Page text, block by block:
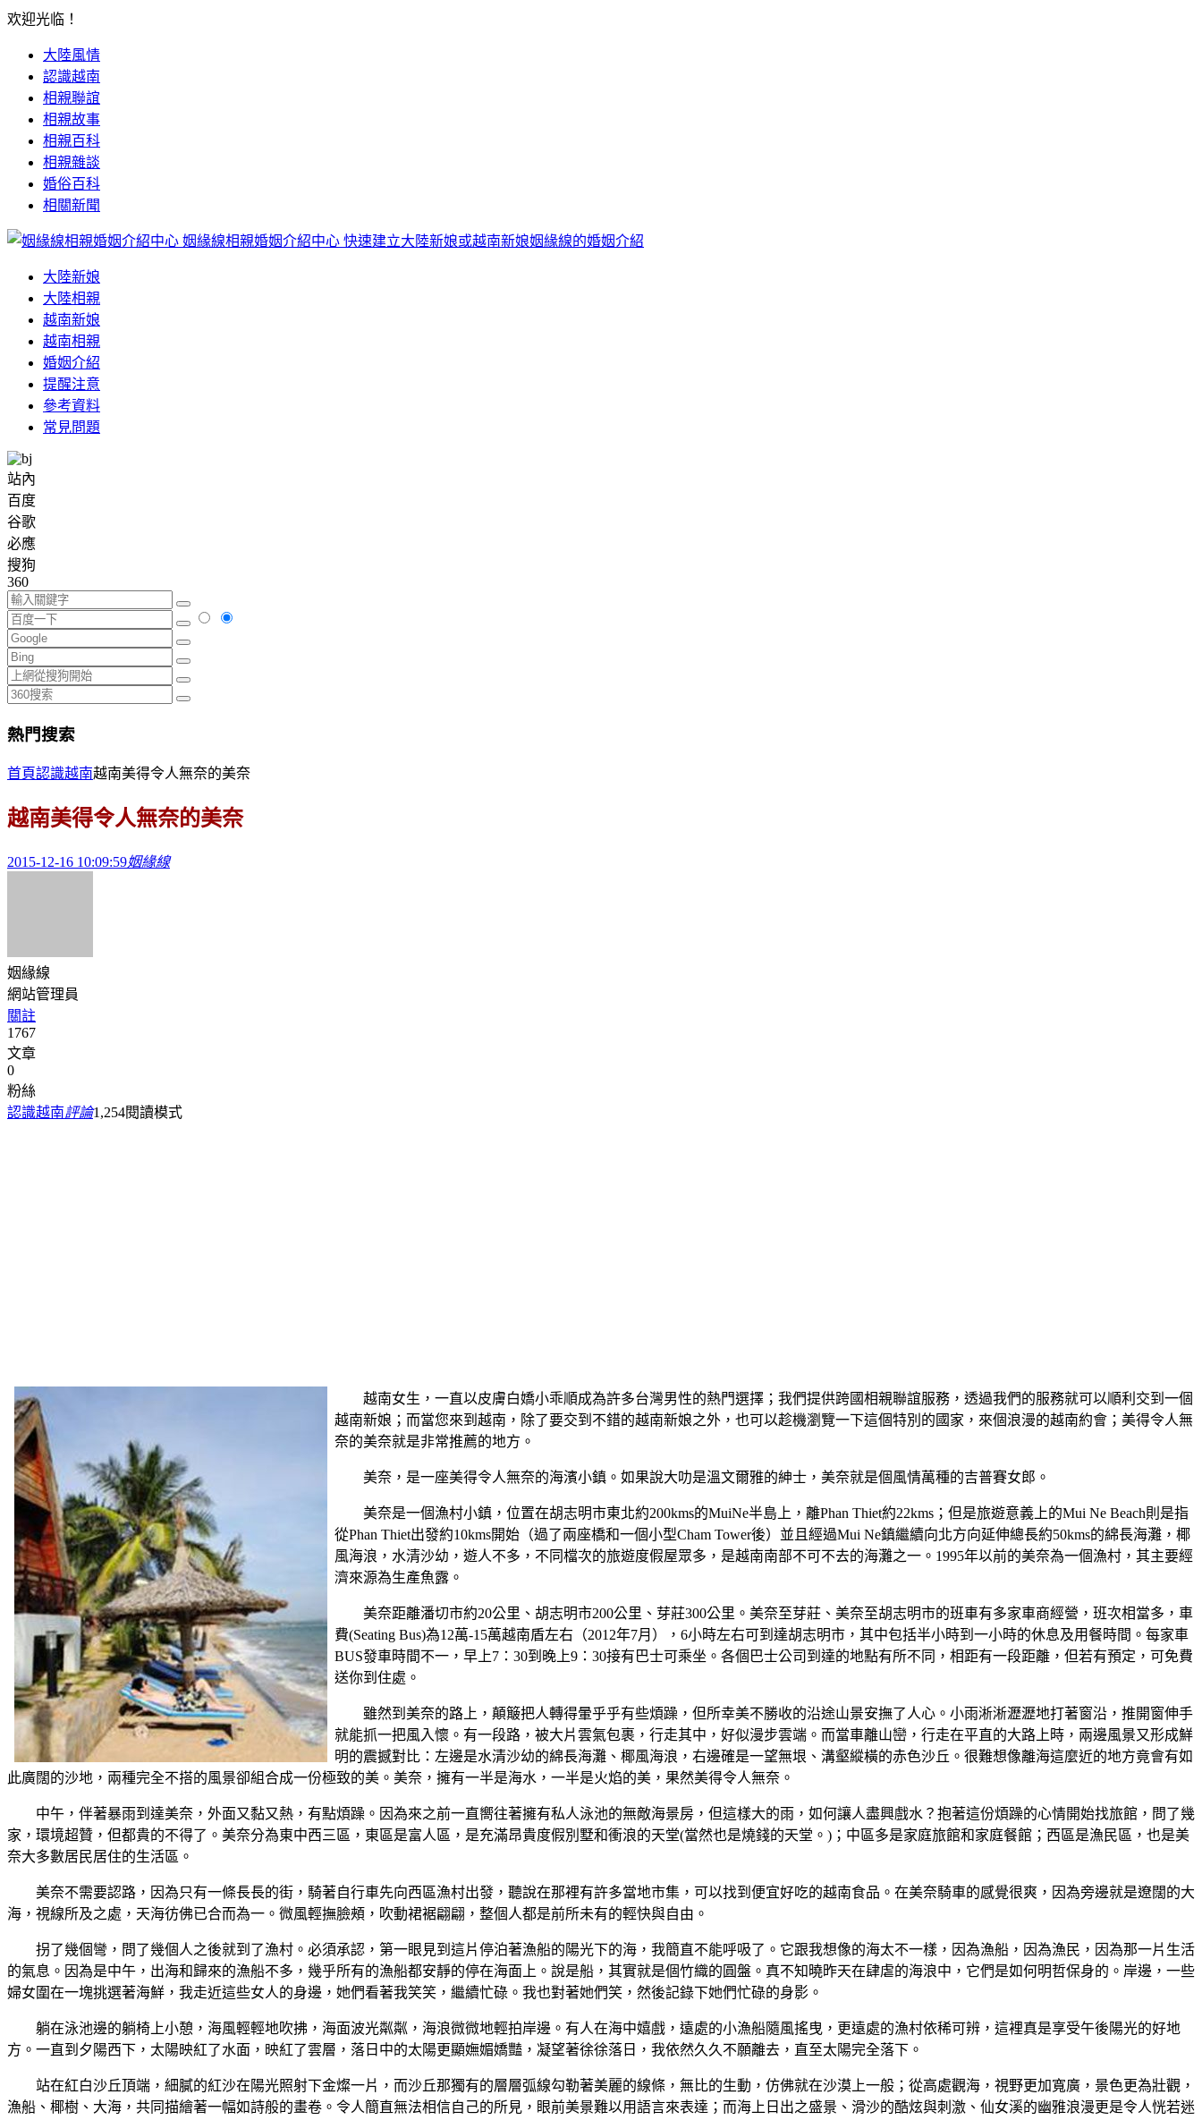
欢迎光临！
大陸風情
認識越南
相親聯誼
相親故事
相親百科
相親雜談
婚俗百科
相關新聞
姻緣線相親婚姻介紹中心 快速建立大陸新娘或越南新娘姻緣線的婚姻介紹
大陸新娘
大陸相親
越南新娘
越南相親
婚姻介紹
提醒注意
參考資料
常見問題
站內
百度
谷歌
必應
搜狗
360
熱門搜索
首頁認識越南越南美得令人無奈的美奈
越南美得令人無奈的美奈
2015-12-16 10:09:59姻緣線
姻緣線
網站管理員
關註
1767
文章
0
粉絲
認識越南評論1,254閱讀模式
越南女生，一直以皮膚白嬌小乖順成為許多台灣男性的熱門選擇；我們提供跨國相親聯誼服務，透過我們的服務就可以順利交到一個
越南新娘；而當您來到越南，除了要交到不錯的越南新娘之外，也可以趁機瀏覽一下這個特別的國家，來個浪漫的越南約會；美得令人無
奈的美奈就是非常推薦的地方。
美奈，是一座美得令人無奈的海濱小鎮。如果說大叻是溫文爾雅的紳士，美奈就是個風情萬種的吉普賽女郎。
美奈是一個漁村小鎮，位置在胡志明市東北約200kms的MuiNe半島上，離Phan Thiet約22kms；但是旅遊意義上的Mui Ne Beach則是指
從Phan Thiet出發約10kms開始（過了兩座橋和一個小型Cham Tower後）並且經過Mui Ne鎮繼續向北方向延伸總長約50kms的綿長海灘，椰
風海浪，水清沙幼，遊人不多，不同檔次的旅遊度假屋眾多，是越南南部不可不去的海灘之一。1995年以前的美奈為一個漁村，其主要經
濟來源為生產魚露。
美奈距離潘切市約20公里、胡志明市200公里、芽莊300公里。美奈至芽莊、美奈至胡志明市的班車有多家車商經營，班次相當多，車
費(Seating Bus)為12萬-15萬越南盾左右（2012年7月），6小時左右可到達胡志明市，其中包括半小時到一小時的休息及用餐時間。每家車
BUS發車時間不一，早上7：30到晚上9：30接有巴士可乘坐。各個巴士公司到達的地點有所不同，相距有一段距離，但若有預定，可免費
送你到住處。
雖然到美奈的路上，顛簸把人轉得暈乎乎有些煩躁，但所幸美不勝收的沿途山景安撫了人心。小雨淅淅瀝瀝地打著窗沿，推開窗伸手
就能抓一把風入懷。有一段路，被大片雲氣包裹，行走其中，好似漫步雲端。而當車離山巒，行走在平直的大路上時，兩邊風景又形成鮮
明的震撼對比：左邊是水清沙幼的綿長海灘、椰風海浪，右邊確是一望無垠、溝壑縱橫的赤色沙丘。很難想像離海這麼近的地方竟會有如
此廣闊的沙地，兩種完全不搭的風景卻組合成一份極致的美。美奈，擁有一半是海水，一半是火焰的美，果然美得令人無奈。
中午，伴著暴雨到達美奈，外面又黏又熱，有點煩躁。因為來之前一直嚮往著擁有私人泳池的無敵海景房，但這樣大的雨，如何讓人盡興戲水？抱著這份煩躁的心情開始找旅館，問了幾
家，環境超贊，但都貴的不得了。美奈分為東中西三區，東區是富人區，是充滿昂貴度假別墅和衝浪的天堂(當然也是燒錢的天堂。)；中區多是家庭旅館和家庭餐館；西區是漁民區，也是美
奈大多數居民居住的生活區。
美奈不需要認路，因為只有一條長長的街，騎著自行車先向西區漁村出發，聽說在那裡有許多當地市集，可以找到便宜好吃的越南食品。在美奈騎車的感覺很爽，因為旁邊就是遼闊的大
海，視線所及之處，天海彷佛已合而為一。微風輕撫臉頰，吹動裙裾翩翩，整個人都是前所未有的輕快與自由。
拐了幾個彎，問了幾個人之後就到了漁村。必須承認，第一眼見到這片停泊著漁船的陽光下的海，我簡直不能呼吸了。它跟我想像的海太不一樣，因為漁船，因為漁民，因為那一片生活
的氣息。因為是中午，出海和歸來的漁船不多，幾乎所有的漁船都安靜的停在海面上。說是船，其實就是個竹織的圓盤。真不知曉昨天在肆虐的海浪中，它們是如何明哲保身的。岸邊，一些
婦女圍在一塊挑選著海鮮，我走近這些女人的身邊，她們看著我笑笑，繼續忙碌。我也對著她們笑，然後記錄下她們忙碌的身影。
躺在泳池邊的躺椅上小憩，海風輕輕地吹拂，海面波光粼粼，海浪微微地輕拍岸邊。有人在海中嬉戲，遠處的小漁船隨風搖曳，更遠處的漁村依稀可辨，這裡真是享受午後陽光的好地
方。一直到夕陽西下，太陽映紅了水面，映紅了雲層，落日中的太陽更顯嫵媚嬌豔，凝望著徐徐落日，我依然久久不願離去，直至太陽完全落下。
站在紅白沙丘頂端，細膩的紅沙在陽光照射下金燦一片，而沙丘那獨有的層層弧線勾勒著美麗的線條，無比的生動，仿佛就在沙漠上一般；從高處觀海，視野更加寬廣，景色更為壯觀，
漁船、椰樹、大海，共同描繪著一幅如詩般的畫卷。令人簡直無法相信自己的所見，眼前美景難以用語言來表達；而海上日出之盛景、滑沙的酷炫與刺激、仙女溪的幽雅浪漫更是令人恍若迷